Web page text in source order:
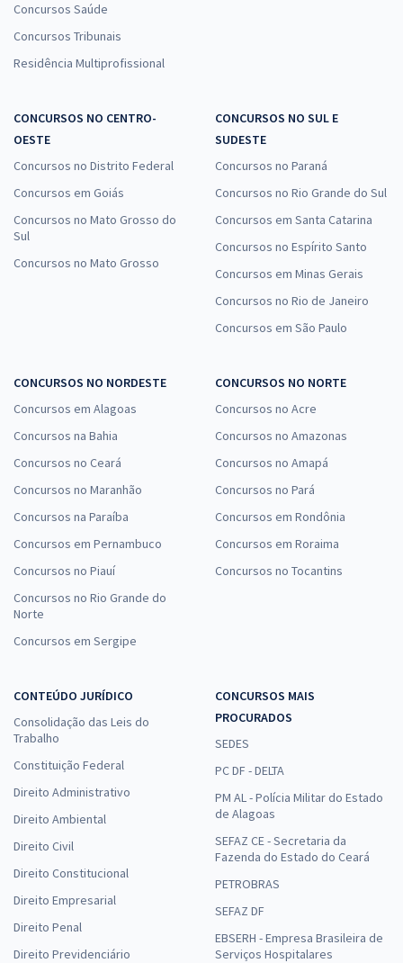
Concursos Saúde
Concursos Tribunais
Residência Multiprofissional
CONCURSOS NO CENTRO-
OESTE
Concursos no Distrito Federal
Concursos em Goiás
Concursos no Mato Grosso do
Sul
Concursos no Mato Grosso
CONCURSOS NO SUL E
SUDESTE
Concursos no Paraná
Concursos no Rio Grande do Sul
Concursos em Santa Catarina
Concursos no Espírito Santo
Concursos em Minas Gerais
Concursos no Rio de Janeiro
Concursos em São Paulo
CONCURSOS NO NORDESTE
Concursos em Alagoas
Concursos na Bahia
Concursos no Ceará
Concursos no Maranhão
Concursos na Paraíba
Concursos em Pernambuco
Concursos no Piauí
Concursos no Rio Grande do
Norte
Concursos em Sergipe
CONCURSOS NO NORTE
Concursos no Acre
Concursos no Amazonas
Concursos no Amapá
Concursos no Pará
Concursos em Rondônia
Concursos em Roraima
Concursos no Tocantins
CONTEÚDO JURÍDICO
Consolidação das Leis do
Trabalho
Constituição Federal
Direito Administrativo
Direito Ambiental
Direito Civil
Direito Constitucional
Direito Empresarial
Direito Penal
Direito Previdenciário
CONCURSOS MAIS
PROCURADOS
SEDES
PC DF - DELTA
PM AL - Polícia Militar do Estado
de Alagoas
SEFAZ CE - Secretaria da
Fazenda do Estado do Ceará
PETROBRAS
SEFAZ DF
EBSERH - Empresa Brasileira de
Serviços Hospitalares